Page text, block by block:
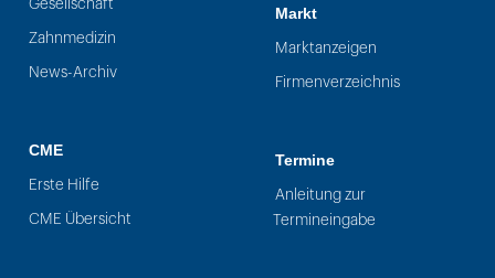
Gesellschaft
Zahnmedizin
News-Archiv
CME
Erste Hilfe
CME Übersicht
Markt
Marktanzeigen
Firmenverzeichnis
Termine
Anleitung zur
Termineingabe